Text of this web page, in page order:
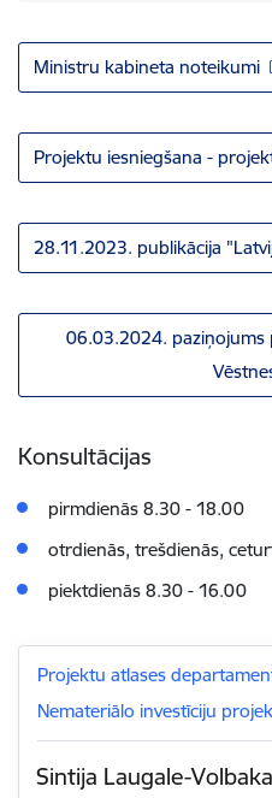
Ministru kabineta noteikumi
Projektu iesniegšana -
28.11.2023. publikācija
06.03.2024. paziņojums
Konsultācijas
pirmdienās 8.30 - 18.00
otrdienās, trešdienās,
piektdienās 8.30 - 16.00
Projektu atlases
Nemateriālo investīciju
Sintija Laugale-Volbaka